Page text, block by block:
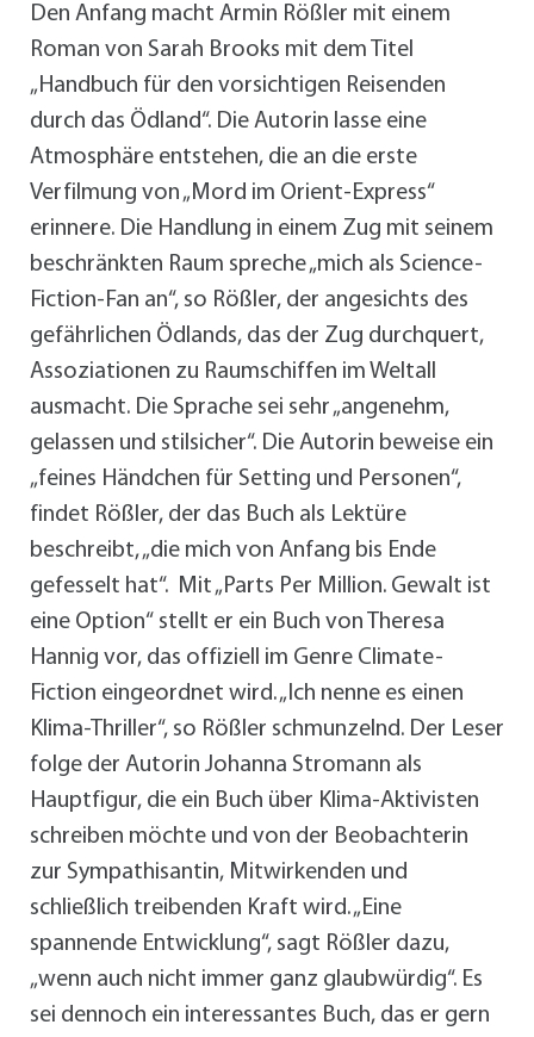
Den Anfang macht Armin Rößler mit einem
Roman von Sarah Brooks mit dem Titel
„Handbuch für den vorsichtigen Reisenden
durch das Ödland“. Die Autorin lasse eine
Atmosphäre entstehen, die an die erste
Verfilmung von „Mord im Orient-Express“
erinnere. Die Handlung in einem Zug mit seinem
beschränkten Raum spreche „mich als Science-
Fiction-Fan an“, so Rößler, der angesichts des
gefährlichen Ödlands, das der Zug durchquert,
Assoziationen zu Raumschiffen im Weltall
ausmacht. Die Sprache sei sehr „angenehm,
gelassen und stilsicher“. Die Autorin beweise ein
„feines Händchen für Setting und Personen“,
findet Rößler, der das Buch als Lektüre
beschreibt, „die mich von Anfang bis Ende
gefesselt hat“. Mit „Parts Per Million. Gewalt ist
eine Option“ stellt er ein Buch von Theresa
Hannig vor, das offiziell im Genre Climate-
Fiction eingeordnet wird. „Ich nenne es einen
Klima-Thriller“, so Rößler schmunzelnd. Der Leser
folge der Autorin Johanna Stromann als
Hauptfigur, die ein Buch über Klima-Aktivisten
schreiben möchte und von der Beobachterin
zur Sympathisantin, Mitwirkenden und
schließlich treibenden Kraft wird. „Eine
spannende Entwicklung“, sagt Rößler dazu,
„wenn auch nicht immer ganz glaubwürdig“. Es
sei dennoch ein interessantes Buch, das er gern